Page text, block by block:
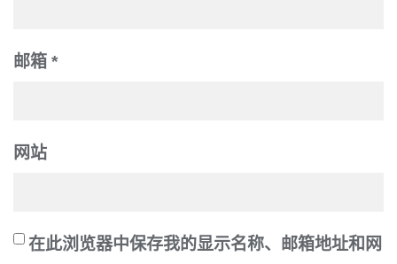
邮箱 *
网站
在此浏览器中保存我的显示名称、邮箱地址和网